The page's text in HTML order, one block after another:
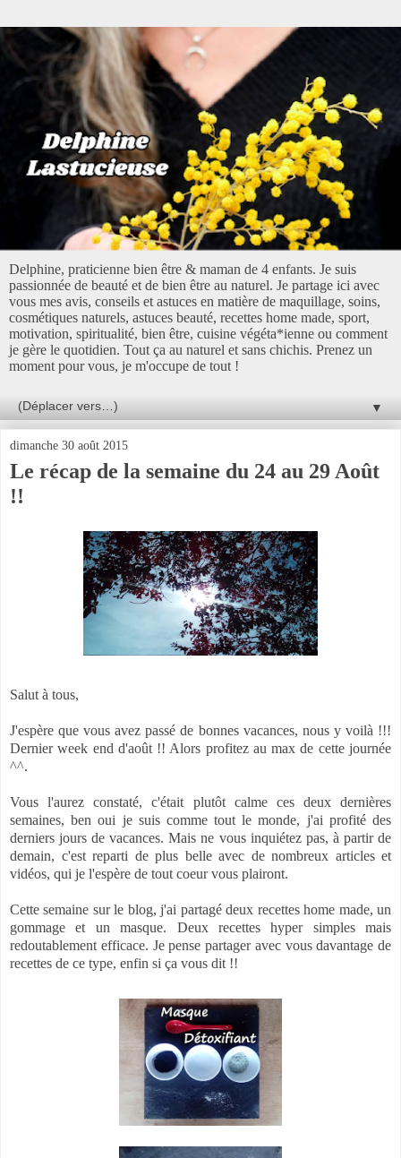
Delphine, praticienne bien être & maman de 4 enfants. Je suis
passionnée de beauté et de bien être au naturel. Je partage ici avec
vous mes avis, conseils et astuces en matière de maquillage, soins,
cosmétiques naturels, astuces beauté, recettes home made, sport,
motivation, spiritualité, bien être, cuisine végéta*ienne ou comment
je gère le quotidien. Tout ça au naturel et sans chichis. Prenez un
moment pour vous, je m'occupe de tout !
▼
dimanche 30 août 2015
Le récap de la semaine du 24 au 29 Août
!!
Salut à tous,
J'espère que vous avez passé de bonnes vacances, nous y voilà !!!
Dernier week end d'août !! Alors profitez au max de cette journée
^^.
Vous l'aurez constaté, c'était plutôt calme ces deux dernières
semaines, ben oui je suis comme tout le monde, j'ai profité des
derniers jours de vacances. Mais ne vous inquiétez pas, à partir de
demain, c'est reparti de plus belle avec de nombreux articles et
vidéos, qui je l'espère de tout coeur vous plairont.
Cette semaine sur le blog, j'ai partagé deux recettes home made, un
gommage et un masque. Deux recettes hyper simples mais
redoutablement efficace. Je pense partager avec vous davantage de
recettes de ce type, enfin si ça vous dit !!